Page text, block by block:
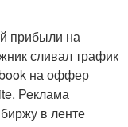
прибыли на
сливал трафик
на оффер
Реклама
в ленте